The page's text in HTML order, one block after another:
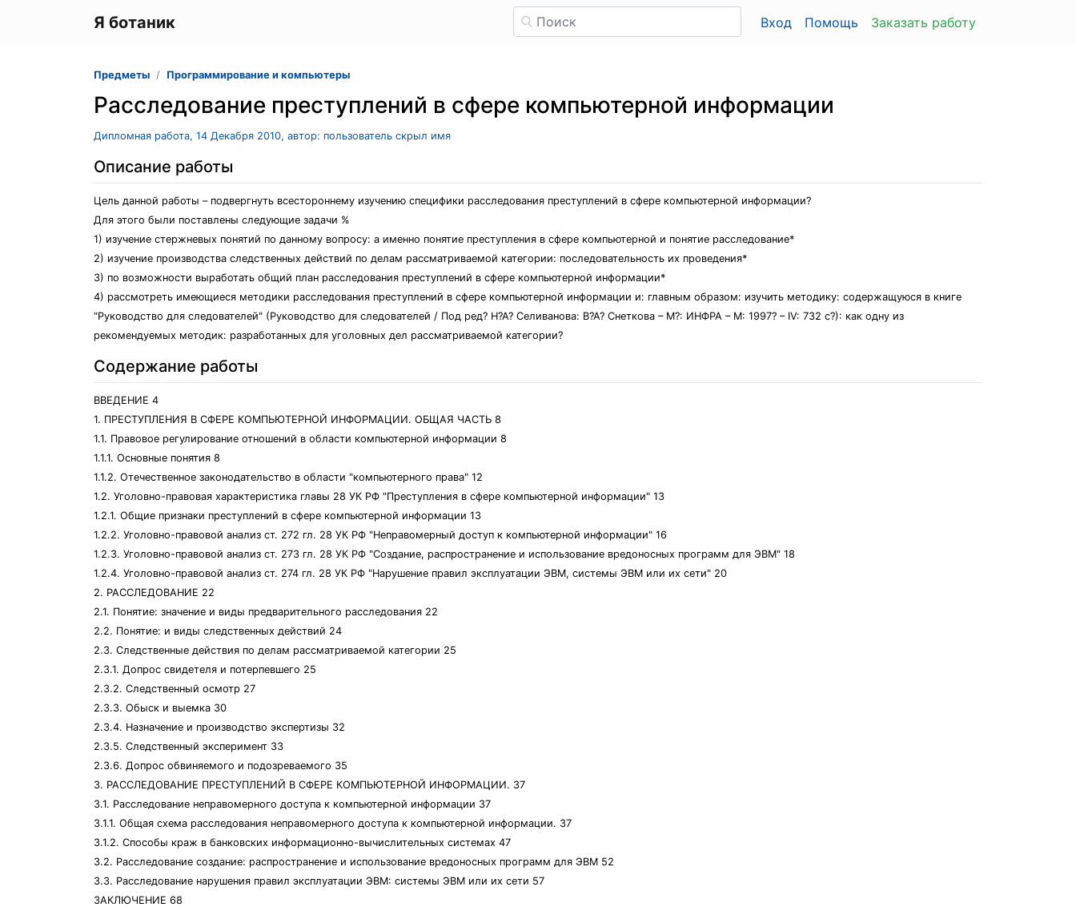
Я ботаник Вход Помощь Заказать работу
Предметы Программирование и компьютеры
Расследование преступлений в сфере компьютерной информации
Дипломная работа, 14 Декабря 2010, автор: пользователь скрыл имя
Описание работы
Цель данной работы – подвергнуть всестороннему изучению специфики расследования преступлений в сфере компьютерной информации?
Для этого были поставлены следующие задачи %
1) изучение стержневых понятий по данному вопросу: а именно понятие преступления в сфере компьютерной и понятие расследование*
2) изучение производства следственных действий по делам рассматриваемой категории: последовательность их проведения*
3) по возможности выработать общий план расследования преступлений в сфере компьютерной информации*
4) рассмотреть имеющиеся методики расследования преступлений в сфере компьютерной информации и: главным образом: изучить методику: содержащуюся в книге
"Руководство для следователей" (Руководство для следователей / Под ред? Н?А? Селиванова: В?А? Снеткова – М?: ИНФРА – М: 1997? – IV: 732 с?): как одну из
рекомендуемых методик: разработанных для уголовных дел рассматриваемой категории?
Содержание работы
ВВЕДЕНИЕ 4
1. ПРЕСТУПЛЕНИЯ В СФЕРЕ КОМПЬЮТЕРНОЙ ИНФОРМАЦИИ. ОБЩАЯ ЧАСТЬ 8
1.1. Правовое регулирование отношений в области компьютерной информации 8
1.1.1. Основные понятия 8
1.1.2. Отечественное законодательство в области "компьютерного права" 12
1.2. Уголовно-правовая характеристика главы 28 УК РФ "Преступления в сфере компьютерной информации" 13
1.2.1. Общие признаки преступлений в сфере компьютерной информации 13
1.2.2. Уголовно-правовой анализ ст. 272 гл. 28 УК РФ "Неправомерный доступ к компьютерной информации" 16
1.2.3. Уголовно-правовой анализ ст. 273 гл. 28 УК РФ "Создание, распространение и использование вредоносных программ для ЭВМ" 18
1.2.4. Уголовно-правовой анализ ст. 274 гл. 28 УК РФ "Нарушение правил эксплуатации ЭВМ, системы ЭВМ или их сети" 20
2. РАССЛЕДОВАНИЕ 22
2.1. Понятие: значение и виды предварительного расследования 22
2.2. Понятие: и виды следственных действий 24
2.3. Следственные действия по делам рассматриваемой категории 25
2.3.1. Допрос свидетеля и потерпевшего 25
2.3.2. Следственный осмотр 27
2.3.3. Обыск и выемка 30
2.3.4. Назначение и производство экспертизы 32
2.3.5. Следственный эксперимент 33
2.3.6. Допрос обвиняемого и подозреваемого 35
3. РАССЛЕДОВАНИЕ ПРЕСТУПЛЕНИЙ В СФЕРЕ КОМПЬЮТЕРНОЙ ИНФОРМАЦИИ. 37
3.1. Расследование неправомерного доступа к компьютерной информации 37
3.1.1. Общая схема расследования неправомерного доступа к компьютерной информации. 37
3.1.2. Способы краж в банковских информационно-вычислительных системах 47
3.2. Расследование создание: распространение и использование вредоносных программ для ЭВМ 52
3.3. Расследование нарушения правил эксплуатации ЭВМ: системы ЭВМ или их сети 57
ЗАКЛЮЧЕНИЕ 68